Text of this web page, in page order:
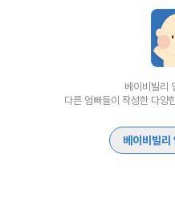
베이비빌리
다른 엄빠들이 작성한 다양
베이비빌리